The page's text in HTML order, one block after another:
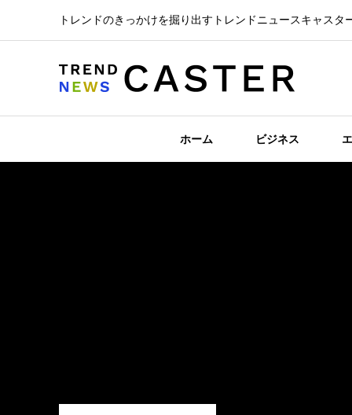
トレンドのきっかけを掘り出すトレンドニュースキャスタ
ホーム ビジネス